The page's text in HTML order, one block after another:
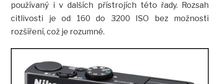
používaný i v dalších přístrojích této řady. Rozsah
citlivosti je od 160 do 3200 ISO bez možnosti
rozšíření, což je rozumné.